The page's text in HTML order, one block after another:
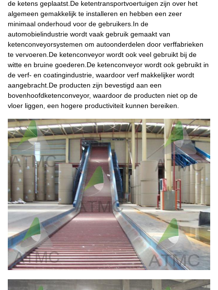
de ketens geplaatst.De ketentransportvoertuigen zijn over het
algemeen gemakkelijk te installeren en hebben een zeer
minimaal onderhoud voor de gebruikers. In de
automobielindustrie wordt vaak gebruik gemaakt van
ketenconveyorsystemen om autoonderdelen door verffabrieken
te vervoeren.De ketenconveyor wordt ook veel gebruikt bij de
witte en bruine goederen.De ketenconveyor wordt ook gebruikt in
de verf- en coatingindustrie, waardoor verf makkelijker wordt
aangebracht.De producten zijn bevestigd aan een
bovenhoofdketenconveyor, waardoor de producten niet op de
vloer liggen, een hogere productiviteit kunnen bereiken.